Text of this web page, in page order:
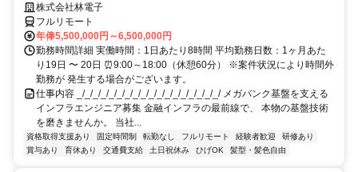
株式会社林電子
フルリモート
年俸5,500,000円～6,500,000円
勤務時間詳細 実働時間：1日あたり8時間 平均勤務日数：1ヶ月あた
り19日 〜 20日 ⏰9:00～18:00（休憩60分） ※案件状況により時間外
勤務が 発生する場合がございます。
仕事内容 _/_/_/_/_/_/_/_/_/_/_/_/_/_/_/_/_/_/ メガバンク基盤を支える
インフラエンジニア募集 金融インフラの最前線で、 本物の基盤技術
を磨きませんか。 当社...
資格取得支援あり 固定時間制 転勤なし フルリモート 経験者歓迎
研修あり
賞与あり
育休あり 交通費支給 土日祝休み ひげOK 髪型・髪色自由